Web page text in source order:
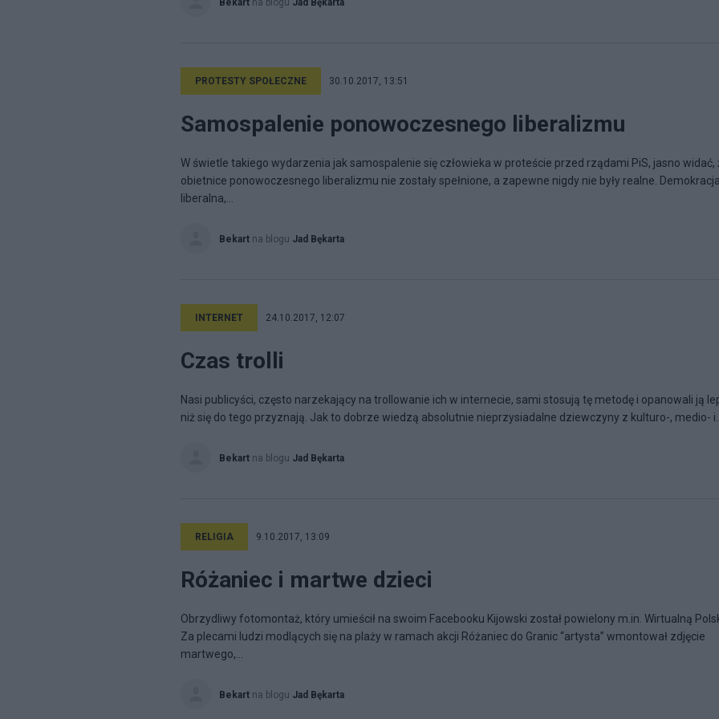
Bekart na blogu Jad Bękarta
PROTESTY SPOŁECZNE 30.10.2017, 13:51
Samospalenie ponowoczesnego liberalizmu
W świetle takiego wydarzenia jak samospalenie się człowieka w proteście przed rządami PiS, jasno widać,
obietnice ponowoczesnego liberalizmu nie zostały spełnione, a zapewne nigdy nie były realne.
liberalna,...
Bekart na blogu Jad Bękarta
INTERNET 24.10.2017, 12:07
Czas trolli
Nasi publicyści, często narzekający na trollowanie ich w internecie, sami stosują tę metodę i opanowali ją
niż się do tego przyznają. Jak to dobrze wiedzą absolutnie nieprzysiadalne dziewczyny z kulturo-, medio-
Bekart na blogu Jad Bękarta
RELIGIA 9.10.2017, 13:09
Różaniec i martwe dzieci
Obrzydliwy fotomontaż, który umieścił na swoim Facebooku Kijowski został powielony m.in. Wirtualną
Za plecami ludzi modlących się na plaży w ramach akcji Różaniec do Granic “artysta” wmontował zdjęcie
martwego,...
Bekart na blogu Jad Bękarta